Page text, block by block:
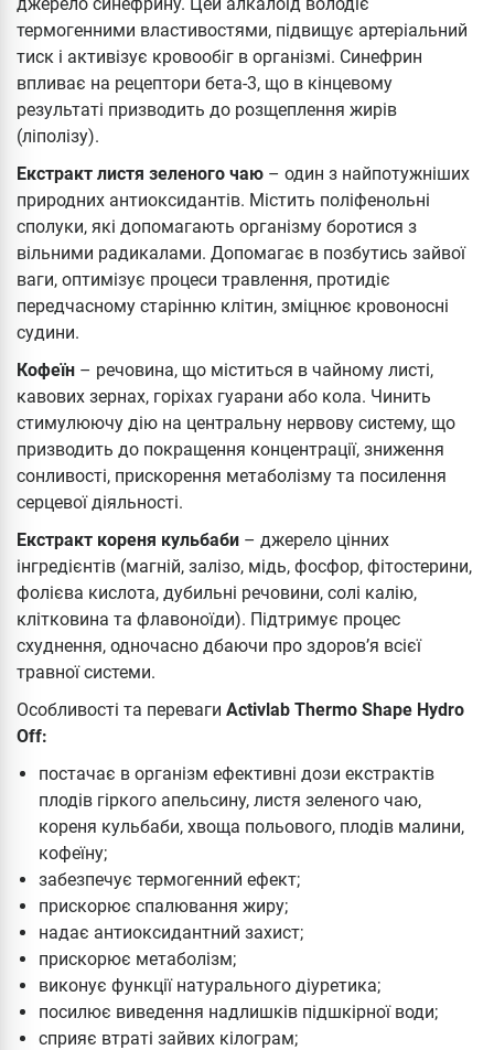
термогенними властивостями, підвищує артеріальний
тиск і активізує кровообіг в організмі. Синефрин
впливає на рецептори бета-3, що в кінцевому
результаті призводить до розщеплення жирів
(ліполізу).
Екстракт листя зеленого чаю – один з найпотужніших
природних антиоксидантів. Містить поліфенольні
сполуки, які допомагають організму боротися з
вільними радикалами. Допомагає в позбутись зайвої
ваги, оптимізує процеси травлення, протидіє
передчасному старінню клітин, зміцнює кровоносні
судини.
Кофеїн – речовина, що міститься в чайному листі,
кавових зернах, горіхах гуарани або кола. Чинить
стимулюючу дію на центральну нервову систему, що
призводить до покращення концентрації, зниження
сонливості, прискорення метаболізму та посилення
серцевої діяльності.
Екстракт кореня кульбаби – джерело цінних
інгредієнтів (магній, залізо, мідь, фосфор, фітостерини,
фолієва кислота, дубильні речовини, солі калію,
клітковина та флавоноїди). Підтримує процес
схуднення, одночасно дбаючи про здоров’я всієї
травної системи.
Особливості та переваги Activlab Thermo Shape Hydro
Off:
постачає в організм ефективні дози екстрактів
плодів гіркого апельсину, листя зеленого чаю,
кореня кульбаби, хвоща польового, плодів малини,
кофеїну;
забезпечує термогенний ефект;
прискорює спалювання жиру;
надає антиоксидантний захист;
прискорює метаболізм;
виконує функції натурального діуретика;
посилює виведення надлишків підшкірної води;
сприяє втраті зайвих кілограм;